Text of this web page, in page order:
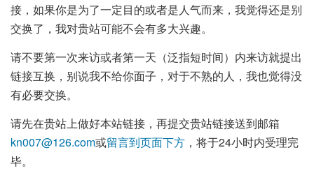
接，如果你是为了一定目的或者是人气而来，我觉得还是别
交换了，我对贵站可能不会有多大兴趣。
请不要第一次来访或者第一天（泛指短时间）内来访就提出
链接互换，别说我不给你面子，对于不熟的人，我也觉得没
有必要交换。
请先在贵站上做好本站链接，再提交贵站链接送到邮箱
kn007@126.com或留言到页面下方 ，将于24小时内受理完
毕。